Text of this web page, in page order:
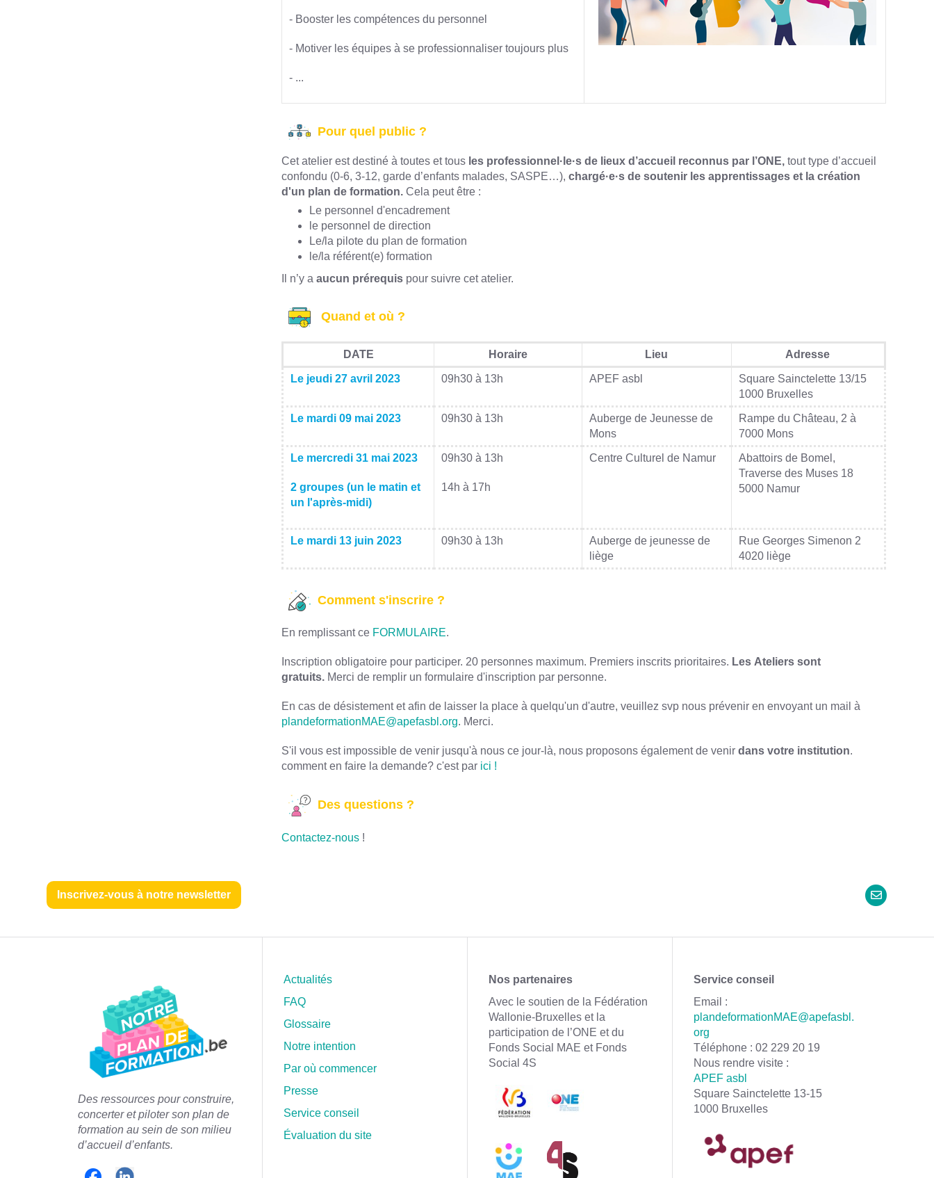
- Booster les compétences du personnel
- Motiver les équipes à se professionnaliser toujours plus
- ...
Pour quel public ?
Cet atelier est destiné à toutes et tousles professionnel·le·s de lieux d’accueil reconnus par l’ONE, tout type d’accueil
confondu (0-6, 3-12, garde d’enfants malades, SASPE…), chargé·e·s de soutenir les apprentissages et la création
d'un plan de formation. Cela peut être :
Le personnel d'encadrement
le personnel de direction
Le/la pilote du plan de formation
le/la référent(e) formation
Il n’y a aucun prérequispour suivre cet atelier.
Quand et où ?
DATE Horaire Lieu Adresse
Le jeudi 27 avril 2023 09h30 à 13h APEF asbl
Square Sainctelette 13/15
1000 Bruxelles
Le mardi 09 mai 2023 09h30 à 13h
Auberge de Jeunesse de
Mons
Rampe du Château, 2 à
7000 Mons
Le mercredi 31 mai 2023
2 groupes (un le matin et
un l'après-midi)
09h30 à 13h
14h à 17h
Centre Culturel de Namur
Abattoirs de Bomel,
Traverse des Muses 18
5000 Namur
Le mardi 13 juin 2023 09h30 à 13h
Auberge de jeunesse de
liège
Rue Georges Simenon 2
4020 liège
Comment s'inscrire ?
En remplissant ce FORMULAIRE.
Inscription obligatoire pour participer. 20 personnes maximum. Premiers inscrits prioritaires. Les Ateliers sont
gratuits. Merci de remplir un formulaire d'inscription par personne.
En cas de désistement et afin de laisser la place à quelqu'un d'autre, veuillez svp nous prévenir en envoyant un mail à
plandeformationMAE@apefasbl.org. Merci.
S'il vous est impossible de venir jusqu'à nous ce jour-là, nous proposons également de venir dans votre institution.
comment en faire la demande? c'est par ici !
Des questions ?
Contactez-nous !
Inscrivez-vous à notre newsletter
Des ressources pour construire,
concerter et piloter son plan de
formation au sein de son milieu
d’accueil d’enfants.
Actualités
FAQ
Glossaire
Notre intention
Par où commencer
Presse
Service conseil
Évaluation du site
Nos partenaires
Avec le soutien de la Fédération
Wallonie-Bruxelles et la
participation de l’ONE et du
Fonds Social MAE et Fonds
Social 4S
Service conseil
Email :
plandeformationMAE@apefasbl.
org
Téléphone : 02 229 20 19
Nous rendre visite :
APEF asbl
Square Sainctelette 13-15
1000 Bruxelles